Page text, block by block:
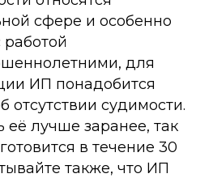
сфере и особенно
работой
для
ИП понадобится
отсутствии судимости.
её лучше заранее, так
в течение 30
также, что ИП